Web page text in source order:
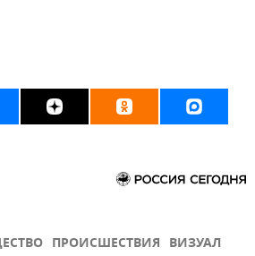
ПРОИСШЕСТВИЯ ВИЗУАЛ